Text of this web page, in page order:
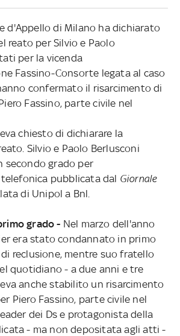
d'Appello di Milano ha dichiarato
reato per Silvio e Paolo
per la vicenda
Fassino-Consorte legata al caso
confermato il risarcimento di
Fassino, parte civile nel
chiesto di dichiarare la
Silvio e Paolo Berlusconi
secondo grado per
pubblicata dal Giornale
di Unipol a Bnl.
grado - Nel marzo dell'anno
era stato condannato in primo
reclusione, mentre suo fratello
quotidiano - a due anni e tre
anche stabilito un risarcimento
Piero Fassino, parte civile nel
dei Ds e protagonista della
- ma non depositata agli atti -